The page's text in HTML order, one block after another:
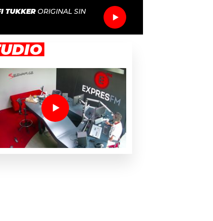
TUKKER ORIGINAL SIN